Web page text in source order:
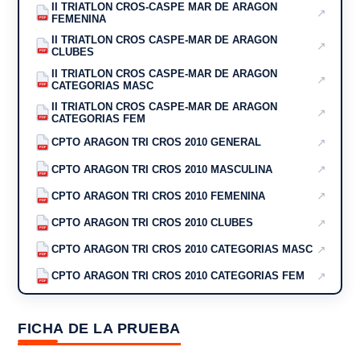
PDF
II TRIATLON CROS-CASPE MAR DE ARAGON
FEMENINA
↗
PDF
II TRIATLON CROS CASPE-MAR DE ARAGON
CLUBES
↗
PDF
II TRIATLON CROS CASPE-MAR DE ARAGON
CATEGORIAS MASC
↗
PDF
II TRIATLON CROS CASPE-MAR DE ARAGON
CATEGORIAS FEM
↗
PDF CPTO ARAGON TRI CROS 2010 GENERAL ↗
PDF CPTO ARAGON TRI CROS 2010 MASCULINA ↗
PDF CPTO ARAGON TRI CROS 2010 FEMENINA ↗
PDF CPTO ARAGON TRI CROS 2010 CLUBES ↗
PDF CPTO ARAGON TRI CROS 2010 CATEGORIAS MASC ↗
PDF CPTO ARAGON TRI CROS 2010 CATEGORIAS FEM ↗
FICHA DE LA PRUEBA